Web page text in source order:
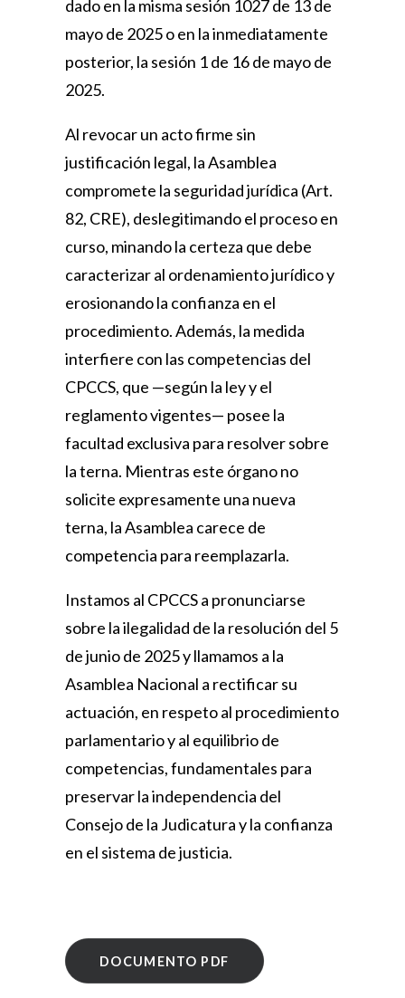
dado en la misma sesión 1027 de 13 de
mayo de 2025 o en la inmediatamente
posterior, la sesión 1 de 16 de mayo de
2025.
Al revocar un acto firme sin
justificación legal, la Asamblea
compromete la seguridad jurídica (Art.
82, CRE), deslegitimando el proceso en
curso, minando la certeza que debe
caracterizar al ordenamiento jurídico y
erosionando la confianza en el
procedimiento. Además, la medida
interfiere con las competencias del
CPCCS, que —según la ley y el
reglamento vigentes— posee la
facultad exclusiva para resolver sobre
la terna. Mientras este órgano no
solicite expresamente una nueva
terna, la Asamblea carece de
competencia para reemplazarla.
Instamos al CPCCS a pronunciarse
sobre la ilegalidad de la resolución del 5
de junio de 2025 y llamamos a la
Asamblea Nacional a rectificar su
actuación, en respeto al procedimiento
parlamentario y al equilibrio de
competencias, fundamentales para
preservar la independencia del
Consejo de la Judicatura y la confianza
en el sistema de justicia.
DOCUMENTO PDF